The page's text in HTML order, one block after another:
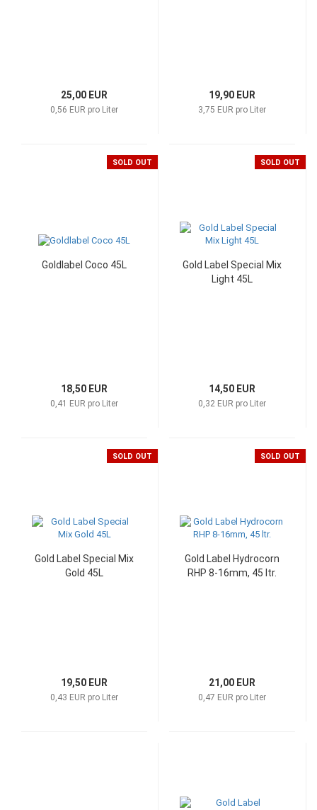
25,00 EUR
0,56 EUR pro Liter
19,90 EUR
3,75 EUR pro Liter
SOLD OUT
Goldlabel Coco 45L
18,50 EUR
0,41 EUR pro Liter
SOLD OUT
Gold Label Special Mix
Light 45L
14,50 EUR
0,32 EUR pro Liter
SOLD OUT
Gold Label Special Mix
Gold 45L
19,50 EUR
0,43 EUR pro Liter
SOLD OUT
Gold Label Hydrocorn
RHP 8-16mm, 45 ltr.
21,00 EUR
0,47 EUR pro Liter